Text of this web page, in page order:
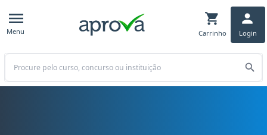
Menu Carrinho Login
Buscar